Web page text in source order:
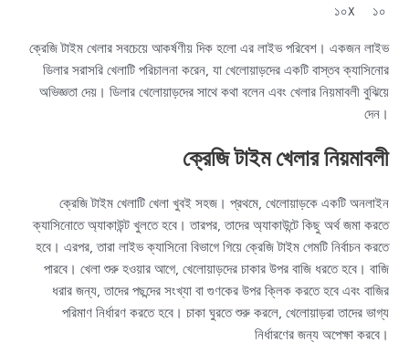
১০
১০x
ক্রেজি টাইম খেলার সবচেয়ে আকর্ষণীয় দিক হলো এর লাইভ পরিবেশ। একজন লাইভ
ডিলার সরাসরি খেলাটি পরিচালনা করেন, যা খেলোয়াড়দের একটি বাস্তব ক্যাসিনোর
অভিজ্ঞতা দেয়। ডিলার খেলোয়াড়দের সাথে কথা বলেন এবং খেলার নিয়মাবলী বুঝিয়ে
দেন।
ক্রেজি টাইম খেলার নিয়মাবলী
ক্রেজি টাইম খেলাটি খেলা খুবই সহজ। প্রথমে, খেলোয়াড়কে একটি অনলাইন
ক্যাসিনোতে অ্যাকাউন্ট খুলতে হবে। তারপর, তাদের অ্যাকাউন্টে কিছু অর্থ জমা করতে
হবে। এরপর, তারা লাইভ ক্যাসিনো বিভাগে গিয়ে ক্রেজি টাইম গেমটি নির্বাচন করতে
পারবে। খেলা শুরু হওয়ার আগে, খেলোয়াড়দের চাকার উপর বাজি ধরতে হবে। বাজি
ধরার জন্য, তাদের পছন্দের সংখ্যা বা গুণকের উপর ক্লিক করতে হবে এবং বাজির
পরিমাণ নির্ধারণ করতে হবে। চাকা ঘুরতে শুরু করলে, খেলোয়াড়রা তাদের ভাগ্য
নির্ধারণের জন্য অপেক্ষা করবে।